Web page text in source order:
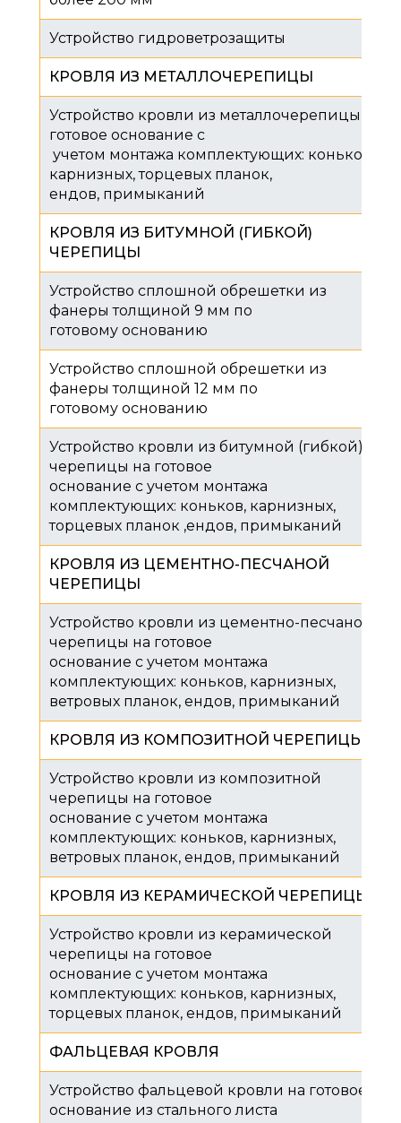
Устройство гидроветрозащиты
КРОВЛЯ ИЗ МЕТАЛЛОЧЕРЕПИЦЫ
Устройство кровли из металлочерепицы на
готовое основание с
учетом монтажа комплектующих: коньков,
карнизных, торцевых планок,
ендов, примыканий
КРОВЛЯ ИЗ БИТУМНОЙ (ГИБКОЙ)
ЧЕРЕПИЦЫ
Устройство сплошной обрешетки из
фанеры толщиной 9 мм по
готовому основанию
Устройство сплошной обрешетки из
фанеры толщиной 12 мм по
готовому основанию
Устройство кровли из битумной (гибкой)
черепицы на готовое
основание с учетом монтажа
комплектующих: коньков, карнизных,
торцевых планок ,ендов, примыканий
КРОВЛЯ ИЗ ЦЕМЕНТНО-ПЕСЧАНОЙ
ЧЕРЕПИЦЫ
Устройство кровли из цементно-песчаной
черепицы на готовое
основание с учетом монтажа
комплектующих: коньков, карнизных,
ветровых планок, ендов, примыканий
КРОВЛЯ ИЗ КОМПОЗИТНОЙ ЧЕРЕПИЦЫ
Устройство кровли из композитной
черепицы на готовое
основание с учетом монтажа
комплектующих: коньков, карнизных,
ветровых планок, ендов, примыканий
КРОВЛЯ ИЗ КЕРАМИЧЕСКОЙ ЧЕРЕПИЦЫ
Устройство кровли из керамической
черепицы на готовое
основание с учетом монтажа
комплектующих: коньков, карнизных,
торцевых планок, ендов, примыканий
ФАЛЬЦЕВАЯ КРОВЛЯ
Устройство фальцевой кровли на готовое
основание из стального листа